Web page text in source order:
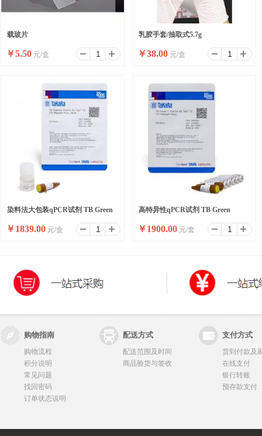
载玻片
￥5.50 元/盒
乳胶手套/抽取式5.7g
￥38.00 元/盒
染料法大包装qPCR试剂 TB Green
Premix Ex Taq II ,Bulk
￥1839.00 元/盒
高特异性qPCR试剂 TB Green
Premix Ex Taq II
￥1900.00 元/套
购物指南 配送方式 支付方式
购物流程
积分说明
常见问题
找回密码
订单状态说明
配送范围及时间
商品验货与签收
货到付款及
在线支付
银行转账
预存款支付